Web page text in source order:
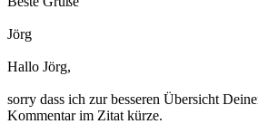
Jörg
Hallo Jörg,
sorry dass ich zur besseren Übersicht
Kommentar im Zitat kürze.